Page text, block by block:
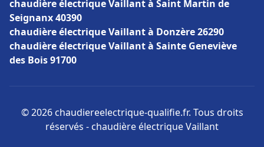
chaudière électrique Vaillant à Saint Martin de
Seignanx 40390
chaudière électrique Vaillant à Donzère 26290
chaudière électrique Vaillant à Sainte Geneviève
des Bois 91700
© 2026 chaudiereelectrique-qualifie.fr. Tous droits
réservés - chaudière électrique Vaillant